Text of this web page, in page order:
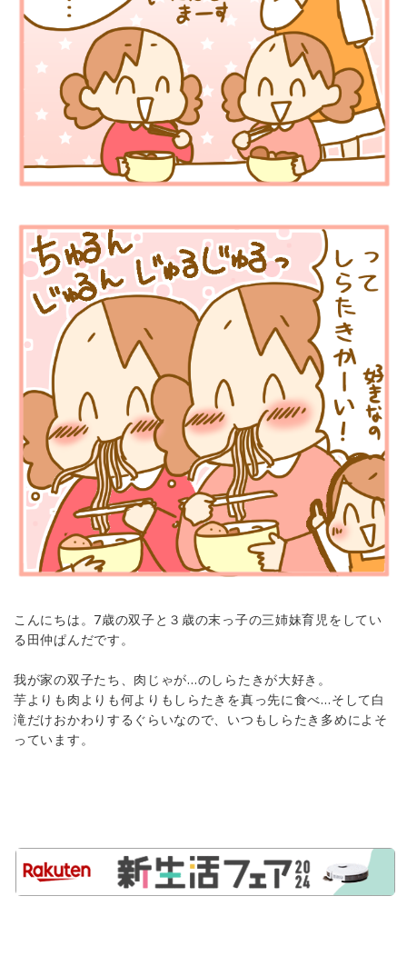
こんにちは。7歳の双子と３歳の末っ子の三姉妹育児をしてい
る田仲ぱんだです。
我が家の双子たち、肉じゃが…のしらたきが大好き。
芋よりも肉よりも何よりもしらたきを真っ先に食べ…そして白
滝だけおかわりするぐらいなので、いつもしらたき多めによそ
っています。